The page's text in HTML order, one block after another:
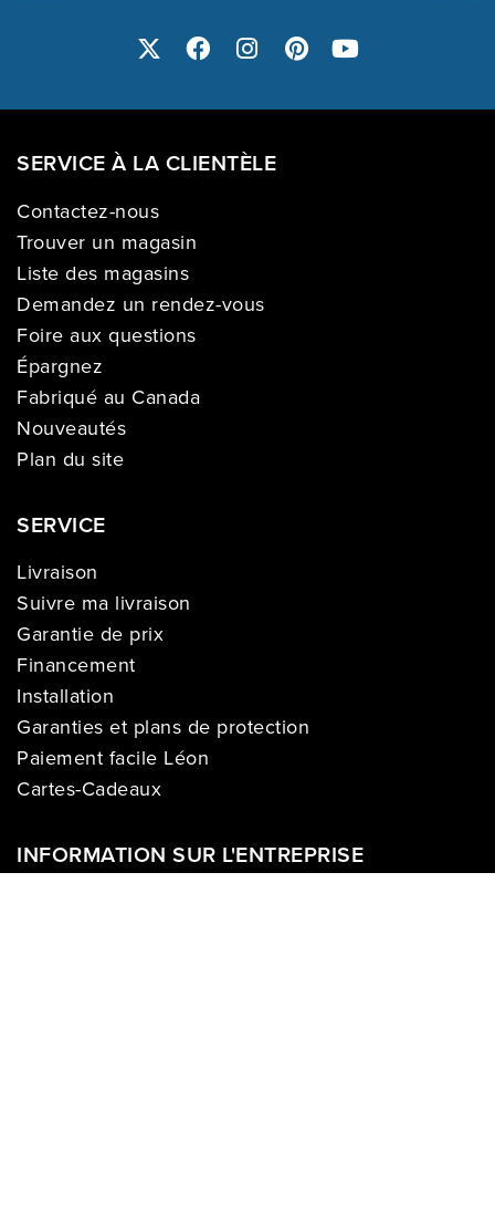
SERVICE À LA CLIENTÈLE
Contactez-nous
Trouver un magasin
Liste des magasins
Demandez un rendez-vous
Foire aux questions
Épargnez
Fabriqué au Canada
Nouveautés
Plan du site
SERVICE
Livraison
Suivre ma livraison
Garantie de prix
Financement
Installation
Garanties et plans de protection
Paiement facile Léon
Cartes-Cadeaux
INFORMATION SUR L'ENTREPRISE